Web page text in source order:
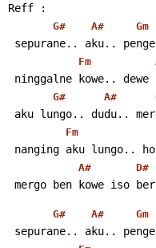
Reff :
G# A# Gm
sepurane.. aku..
Fm
ninggalne kowe.. dewe
G# A#
aku lungo.. dudu..
Fm
nanging aku lungo..
A# D#
mergo ben kowe iso
G# A# Gm
sepurane.. aku..